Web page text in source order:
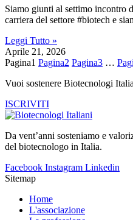
Siamo giunti al settimo incontro
carriera del settore #biotech e
Leggi Tutto »
Aprile 21, 2026
Pagina1 Pagina2 Pagina3 …
Vuoi sostenere Biotecnologi
ISCRIVITI
Da vent’anni sosteniamo e
del biotecnologo in Italia.
Facebook Instagram Linkedin
Sitemap
Home
L'associazione